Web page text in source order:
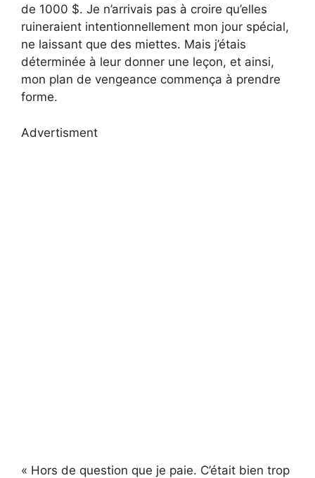
de 1000 $. Je n’arrivais pas à croire qu’elles
ruineraient intentionnellement mon jour spécial,
ne laissant que des miettes. Mais j’étais
déterminée à leur donner une leçon, et ainsi,
mon plan de vengeance commença à prendre
forme.
Advertisment
« Hors de question que je paie. C’était bien trop